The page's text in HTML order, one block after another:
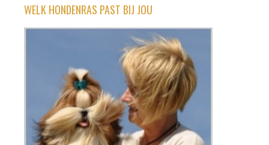
WELK HONDENRAS PAST BIJ JOU